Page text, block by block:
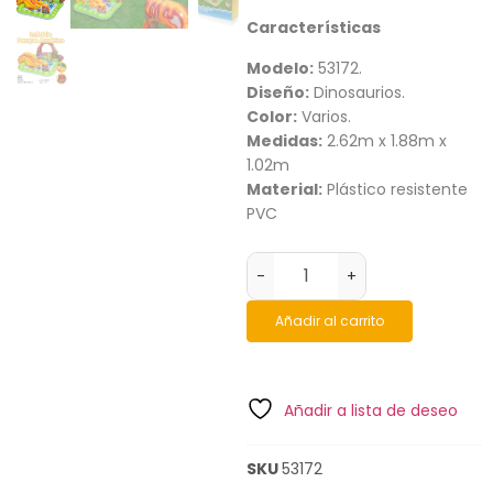
Características
Modelo: 53172.
Diseño: Dinosaurios.
Color: Varios.
Medidas: 2.62m x 1.88m x
1.02m
Material: Plástico resistente
PVC
- +
Añadir al carrito
Añadir a lista de deseo
SKU53172